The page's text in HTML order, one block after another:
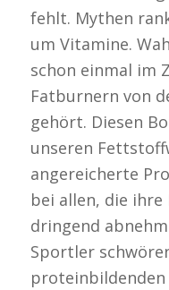
fehlt. Mythen
um Vitamine.
schon einmal im
Fatburnern von
gehört. Diesen
unseren
angereicherte
bei allen, die
dringend
Sportler